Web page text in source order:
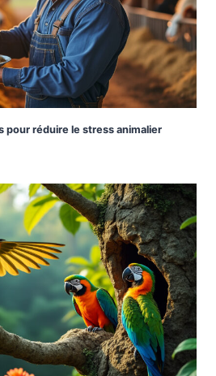
pour réduire le stress animalier